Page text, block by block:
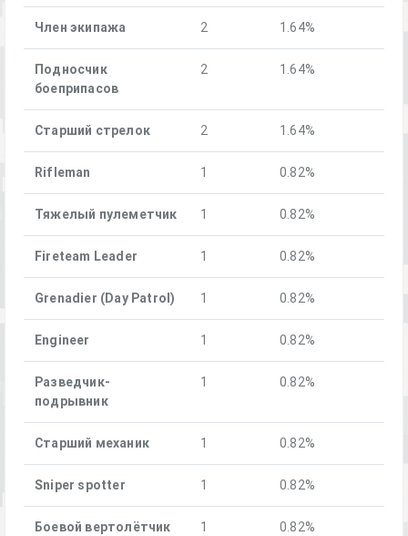
Член экипажа 2 1.64%
Подносчик
боеприпасов
2 1.64%
Старший стрелок 2 1.64%
Rifleman 1 0.82%
Тяжелый пулеметчик 1 0.82%
Fireteam Leader 1 0.82%
Grenadier (Day Patrol) 1 0.82%
Engineer 1 0.82%
Разведчик-
подрывник
1 0.82%
Старший механик 1 0.82%
Sniper spotter 1 0.82%
Боевой вертолётчик 1 0.82%